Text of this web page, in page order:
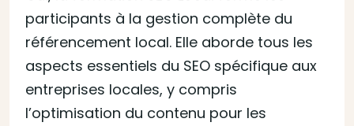
participants à la gestion complète du
référencement local. Elle aborde tous les
aspects essentiels du SEO spécifique aux
entreprises locales, y compris
l’optimisation du contenu pour les